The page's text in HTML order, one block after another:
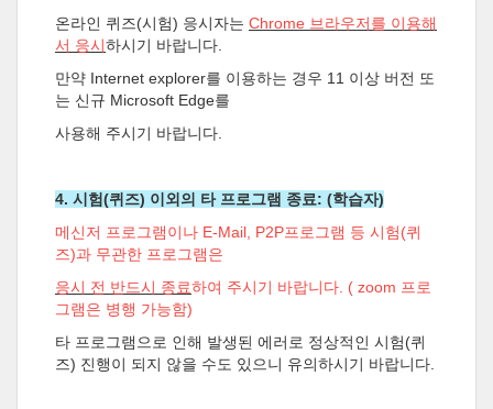
온라인 퀴즈(시험) 응시자는 Chrome 브라우저를 이용해
서 응시하시기 바랍니다.
만약 Internet explorer를 이용하는 경우 11 이상 버전 또
는 신규 Microsoft Edge를
사용해 주시기 바랍니다.
4. 시험(퀴즈) 이외의 타 프로그램 종료: (학습자)
메신저 프로그램이나 E-Mail, P2P프로그램 등 시험(퀴
즈)과 무관한 프로그램은
응시 전 반드시 종료하여 주시기 바랍니다. ( zoom 프로
그램은 병행 가능함)
타 프로그램으로 인해 발생된 에러로 정상적인 시험(퀴
즈) 진행이 되지 않을 수도 있으니 유의하시기 바랍니다.